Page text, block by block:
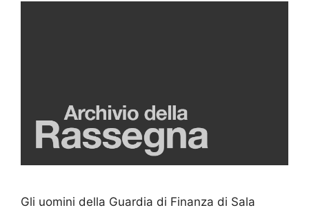
Gli uomini della Guardia di Finanza di Sala